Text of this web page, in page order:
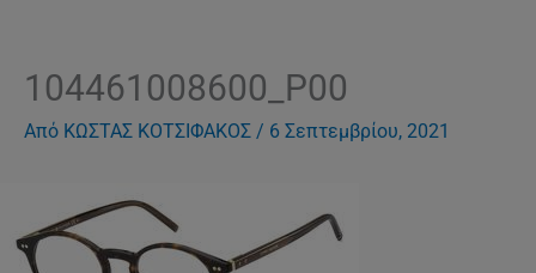
104461008600_P00
Από ΚΩΣΤΑΣ ΚΟΤΣΙΦΑΚΟΣ / 6 Σεπτεμβρίου, 2021